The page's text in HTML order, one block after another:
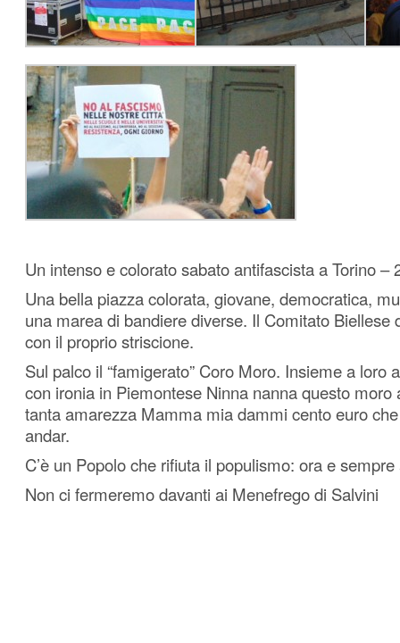
Un intenso e colorato sabato antifascista a Torino –
Una bella piazza colorata, giovane, democratica,
una marea di bandiere diverse. Il Comitato Biellese
con il proprio striscione.
Sul palco il “famigerato” Coro Moro. Insieme a loro
con ironia in Piemontese Ninna nanna questo moro
tanta amarezza Mamma mia dammi cento euro
andar.
C’è un Popolo che rifiuta il populismo: ora e
Non ci fermeremo davanti ai Menefrego di Salvini